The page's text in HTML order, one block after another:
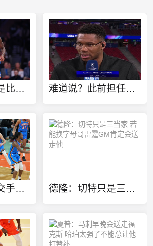
皮尔斯：我不是比较天赋 但华莱士该像哈登一样离开雷霆 难道说？此前担任欧冠特邀嘉宾 转播方将字母哥标为凯尔特人球员
铁林：常规赛交手战绩并不重要 不然就该是马刺横扫雷霆了 德隆：切特只是三当家 若能换字母哥雷霆GM肯定会送走他